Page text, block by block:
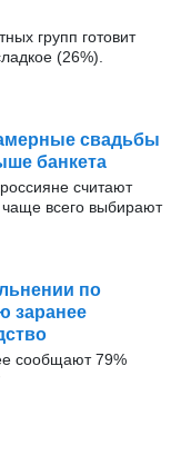
групп готовит
(26%).
свадьбы
банкета
считают
всего выбирают
по
заранее
сообщают 79%